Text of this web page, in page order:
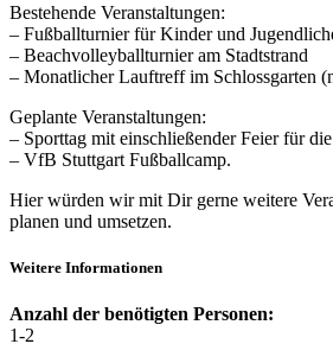
Bestehende Veranstaltungen:
– Fußballturnier für Kinder und
– Beachvolleyballturnier am Stadtstrand
– Monatlicher Lauftreff im Schlossgarten
Geplante Veranstaltungen:
– Sporttag mit einschließender Feier für
– VfB Stuttgart Fußballcamp.
Hier würden wir mit Dir gerne weitere
planen und umsetzen.
Weitere Informationen
Anzahl der benötigten Personen:
1-2